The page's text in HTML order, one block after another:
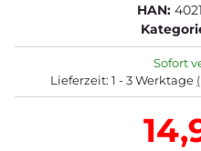
HAN:
Sofort
Lieferzeit: 1 - 3 Werktage